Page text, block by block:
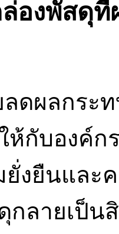
ล่องพัสดุ
ลดผลกระ
กับองค์ก
งยืนและ
กลายเป็น